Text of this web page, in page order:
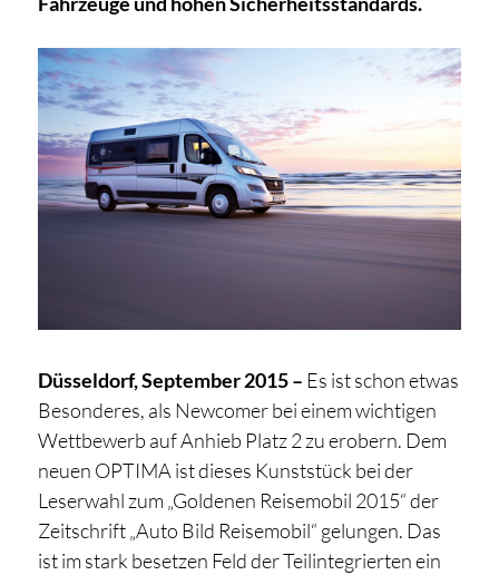
Düsseldorf, September 2015 – Es ist schon etwas
Besonderes, als Newcomer bei einem wichtigen
Wettbewerb auf Anhieb Platz 2 zu erobern. Dem
neuen OPTIMA ist dieses Kunststück bei der
Leserwahl zum „Goldenen Reisemobil 2015“ der
Zeitschrift „Auto Bild Reisemobil“ gelungen. Das
ist im stark besetzen Feld der Teilintegrierten ein